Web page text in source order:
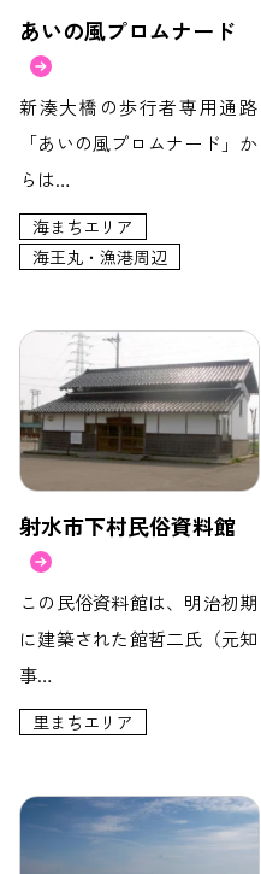
あいの風プロムナード
新湊大橋の歩行者専用通路
「あいの風プロムナード」か
らは…
海まちエリア
海王丸・漁港周辺
射水市下村民俗資料館
この民俗資料館は、明治初期
に建築された館哲二氏（元知
事…
里まちエリア